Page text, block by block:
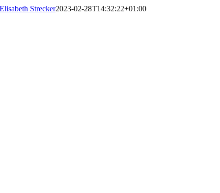
Elisabeth Strecker2023-02-28T14:32:22+01:00